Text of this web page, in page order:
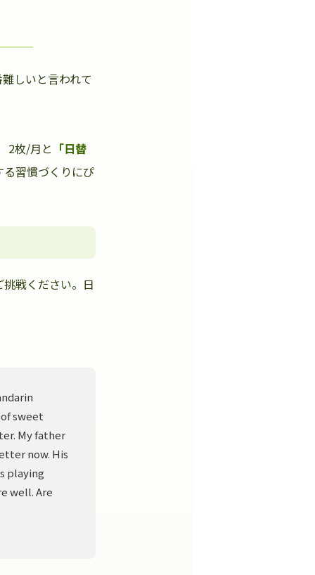
しいと言われて
2枚/月と 「日替
習慣づくりにぴ
戦ください。日
sweet
My father
now. His
playing
well. Are